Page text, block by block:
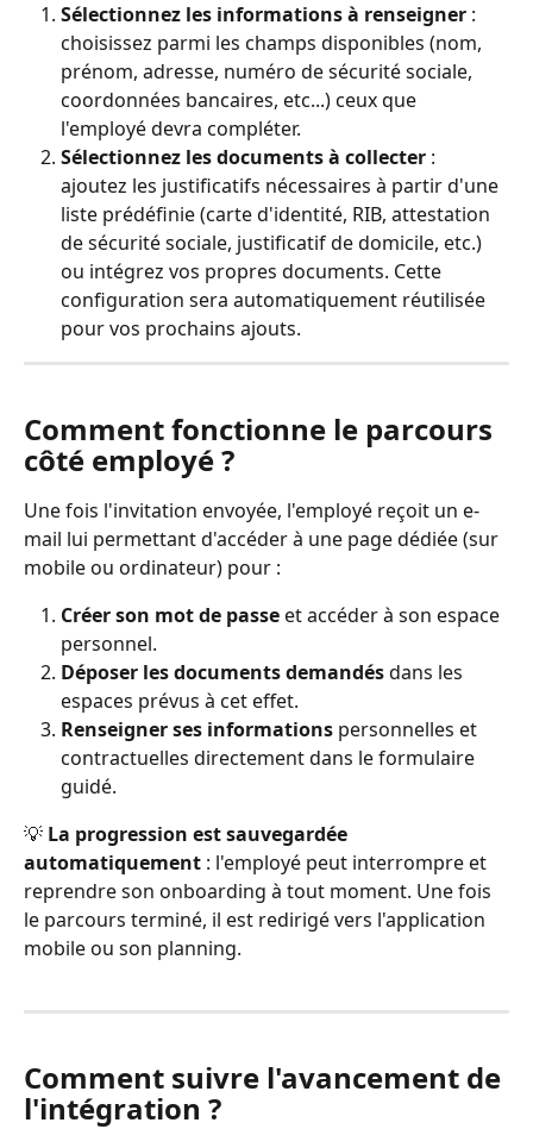
Sélectionnez les informations à renseigner :
choisissez parmi les champs disponibles (nom,
prénom, adresse, numéro de sécurité sociale,
coordonnées bancaires, etc...) ceux que
l'employé devra compléter.
Sélectionnez les documents à collecter :
ajoutez les justificatifs nécessaires à partir d'une
liste prédéfinie (carte d'identité, RIB, attestation
de sécurité sociale, justificatif de domicile, etc.)
ou intégrez vos propres documents. Cette
configuration sera automatiquement réutilisée
pour vos prochains ajouts.
Comment fonctionne le parcours
côté employé ?
Une fois l'invitation envoyée, l'employé reçoit un e-
mail lui permettant d'accéder à une page dédiée (sur
mobile ou ordinateur) pour :
Créer son mot de passe et accéder à son espace
personnel.
Déposer les documents demandés dans les
espaces prévus à cet effet.
Renseigner ses informations personnelles et
contractuelles directement dans le formulaire
guidé.
💡 La progression est sauvegardée
automatiquement : l'employé peut interrompre et
reprendre son onboarding à tout moment. Une fois
le parcours terminé, il est redirigé vers l'application
mobile ou son planning.
Comment suivre l'avancement de
l'intégration ?